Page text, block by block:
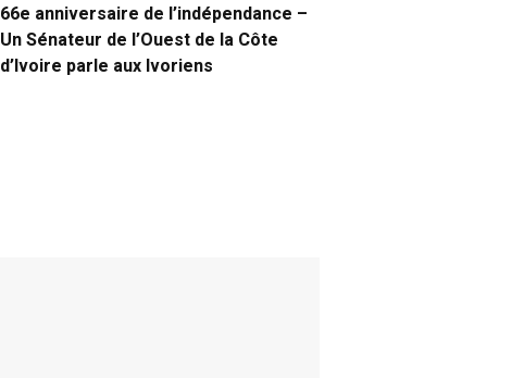
66e anniversaire de l’indépendance –
Un Sénateur de l’Ouest de la Côte
d’Ivoire parle aux Ivoriens